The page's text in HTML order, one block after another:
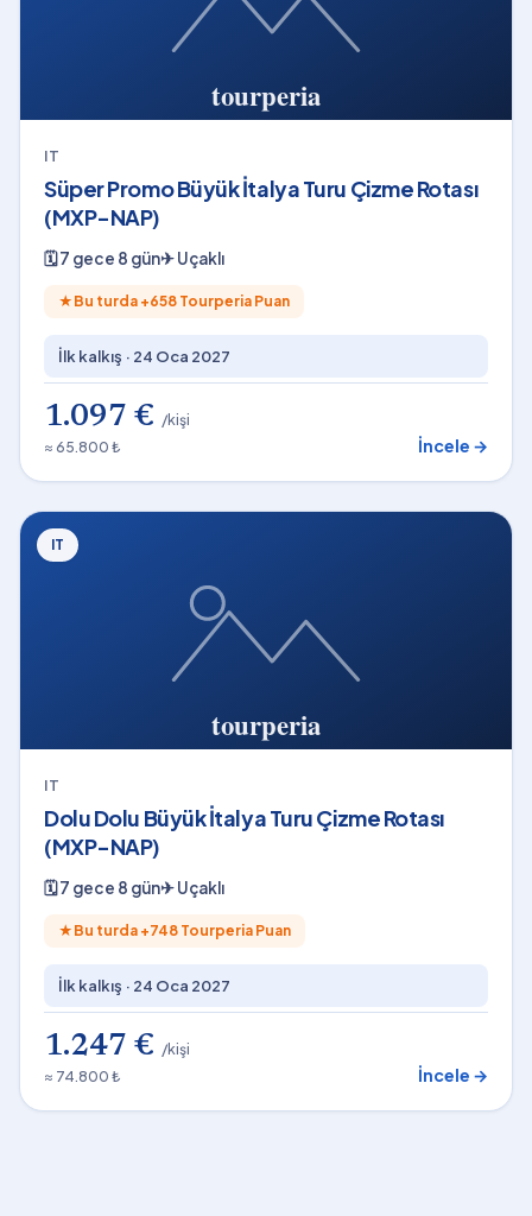
IT
Süper Promo Büyük İtalya Turu Çizme Rotası
(MXP-NAP)
🗓7 gece 8 gün✈Uçaklı
★ Bu turda +658 Tourperia Puan
İlk kalkış · 24 Oca 2027
1.097 € /kişi
≈ 65.800 ₺
İncele →
IT
IT
Dolu Dolu Büyük İtalya Turu Çizme Rotası
(MXP-NAP)
🗓7 gece 8 gün✈Uçaklı
★ Bu turda +748 Tourperia Puan
İlk kalkış · 24 Oca 2027
1.247 € /kişi
≈ 74.800 ₺
İncele →